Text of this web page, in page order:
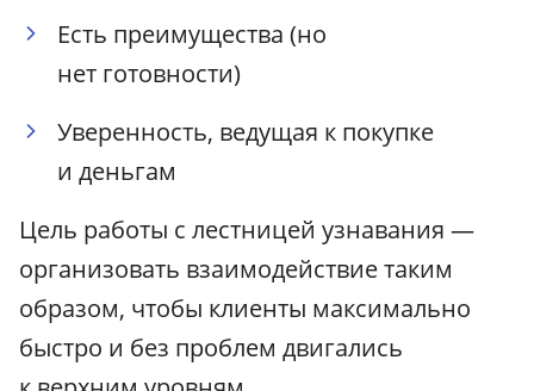
Есть преимущества (но
нет готовности)
Уверенность, ведущая к покупке
и деньгам
Цель работы с лестницей узнавания —
организовать взаимодействие таким
образом, чтобы клиенты максимально
быстро и без проблем двигались